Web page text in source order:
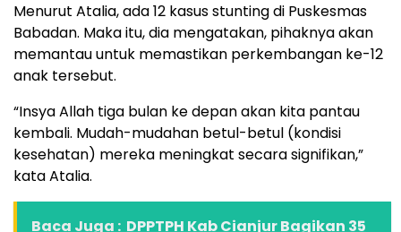
Menurut Atalia, ada 12 kasus stunting di Puskesmas
Babadan. Maka itu, dia mengatakan, pihaknya akan
memantau untuk memastikan perkembangan ke-12
anak tersebut.
“Insya Allah tiga bulan ke depan akan kita pantau
kembali. Mudah-mudahan betul-betul (kondisi
kesehatan) mereka meningkat secara signifikan,”
kata Atalia.
Baca Juga : DPPTPH Kab Cianjur Bagikan 35